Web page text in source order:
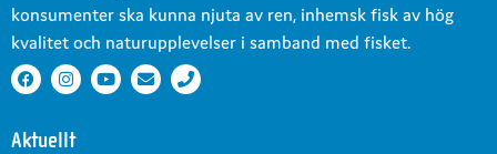
konsumenter ska kunna njuta av ren, inhemsk fisk av hög
kvalitet och naturupplevelser i samband med fisket.
Aktuellt